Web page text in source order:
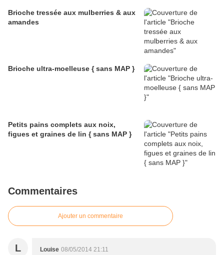
Brioche tressée aux mulberries & aux
amandes
Brioche ultra-moelleuse { sans MAP }
Petits pains complets aux noix,
figues et graines de lin { sans MAP }
Commentaires
Ajouter un commentaire
L Louise 08/05/2014 21:11